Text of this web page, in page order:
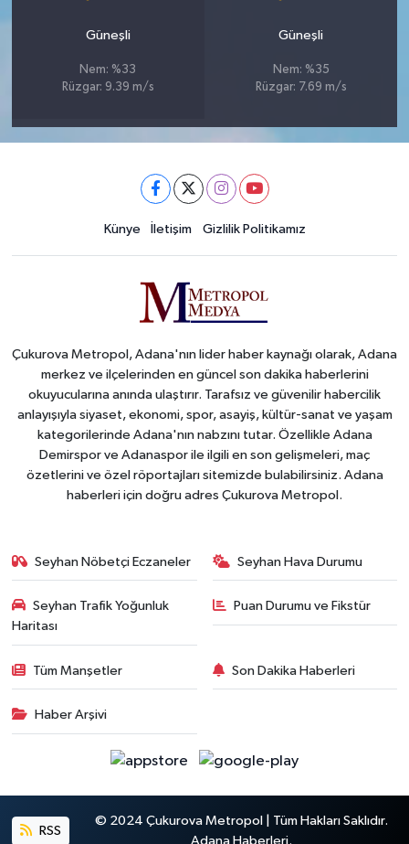
Güneşli
Nem: %33
Rüzgar: 9.39 m/s
Güneşli
Nem: %35
Rüzgar: 7.69 m/s
Künye İletişim Gizlilik Politikamız
Çukurova Metropol, Adana'nın lider haber kaynağı olarak, Adana
merkez ve ilçelerinden en güncel son dakika haberlerini
okuyucularına anında ulaştırır. Tarafsız ve güvenilir habercilik
anlayışıyla siyaset, ekonomi, spor, asayiş, kültür-sanat ve yaşam
kategorilerinde Adana'nın nabzını tutar. Özellikle Adana
Demirspor ve Adanaspor ile ilgili en son gelişmeleri, maç
özetlerini ve özel röportajları sitemizde bulabilirsiniz. Adana
haberleri için doğru adres Çukurova Metropol.
Seyhan Nöbetçi Eczaneler Seyhan Hava Durumu
Seyhan Trafik Yoğunluk
Haritası
Puan Durumu ve Fikstür
Tüm Manşetler Son Dakika Haberleri
Haber Arşivi
RSS
© 2024 Çukurova Metropol | Tüm Hakları Saklıdır.
Adana Haberleri.